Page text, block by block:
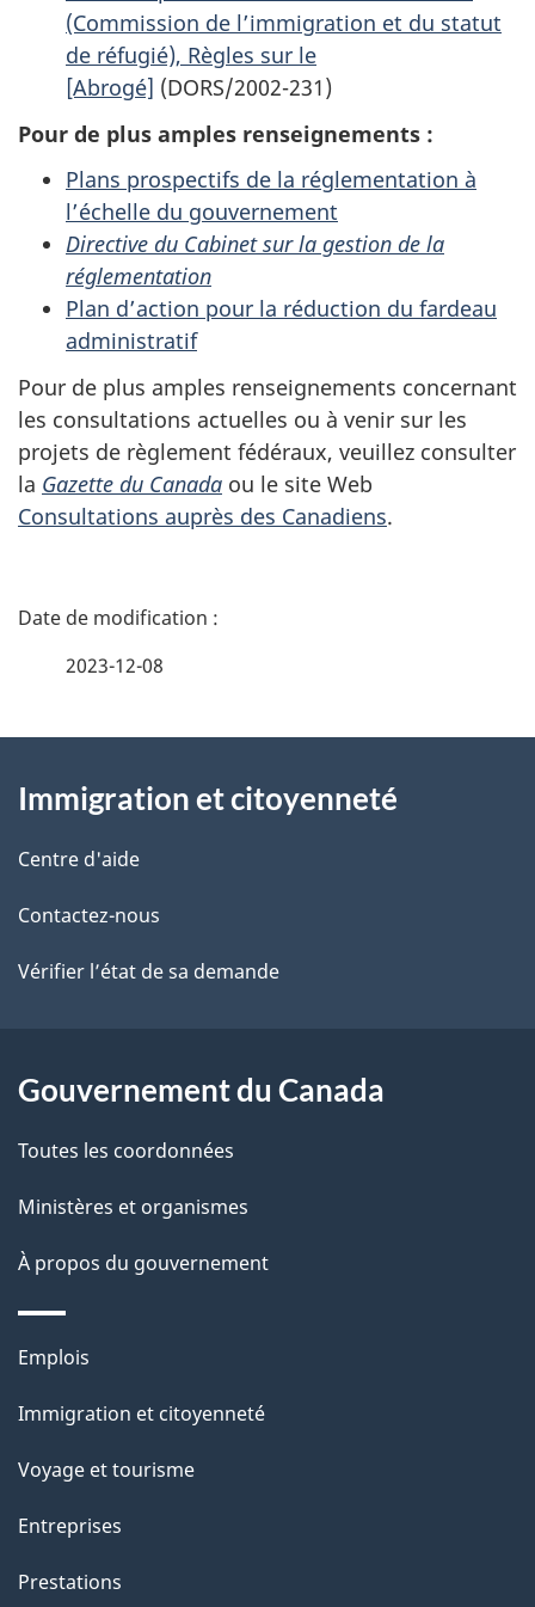
(Commission de l’immigration et du statut
de réfugié), Règles sur le
[Abrogé] (DORS/2002-231)
Pour de plus amples renseignements :
Plans prospectifs de la réglementation à
l’échelle du gouvernement
Directive du Cabinet sur la gestion de la
réglementation
Plan d’action pour la réduction du fardeau
administratif
Pour de plus amples renseignements concernant
les consultations actuelles ou à venir sur les
projets de règlement fédéraux, veuillez consulter
la Gazette du Canada ou le site Web
Consultations auprès des Canadiens.
D
i
l
s
d
l
p
a
g
e
2023-12-08
propos
de
ce
site
Immigration et citoyenneté
Centre d'aide
Contactez-nous
Vérifier l’état de sa demande
Gouvernement du Canada
Toutes les coordonnées
Ministères et organismes
À propos du gouvernement
Thèmes
sujets
Emplois
Immigration et citoyenneté
Voyage et tourisme
Entreprises
Prestations